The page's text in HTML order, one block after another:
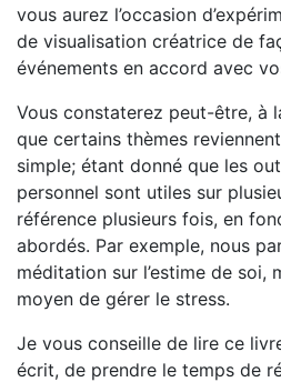
vous aurez l’occasion
de visualisation créatrice de
événements en accord avec
Vous constaterez peut-être, à
que certains thèmes
simple; étant donné que les
personnel sont utiles sur
référence plusieurs fois, en
abordés. Par exemple, nous
méditation sur l’estime de soi,
moyen de gérer le stress.
Je vous conseille de lire ce
écrit, de prendre le temps de